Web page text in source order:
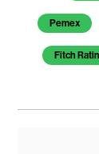
Pemex
Fitch